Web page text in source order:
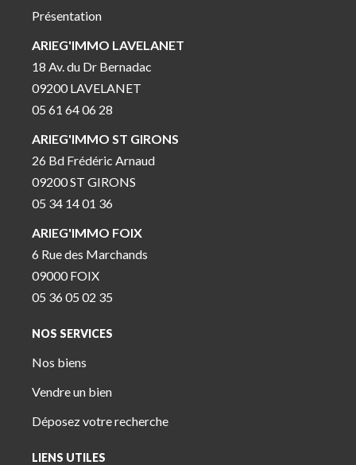
Présentation
ARIEG'IMMO LAVELANET
18 Av. du Dr Bernadac
09200 LAVELANET
05 61 64 06 28
ARIEG'IMMO ST GIRONS
26 Bd Frédéric Arnaud
09200 ST GIRONS
05 34 14 01 36
ARIEG'IMMO FOIX
6 Rue des Marchands
09000 FOIX
05 36 05 02 35
NOS SERVICES
Nos biens
Vendre un bien
Déposez votre recherche
LIENS UTILES